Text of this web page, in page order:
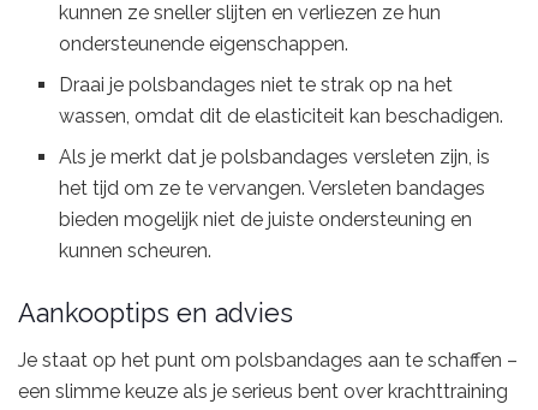
kunnen ze sneller slijten en verliezen ze hun
ondersteunende eigenschappen.
Draai je polsbandages niet te strak op na het
wassen, omdat dit de elasticiteit kan beschadigen.
Als je merkt dat je polsbandages versleten zijn, is
het tijd om ze te vervangen. Versleten bandages
bieden mogelijk niet de juiste ondersteuning en
kunnen scheuren.
Aankooptips en advies
Je staat op het punt om polsbandages aan te schaffen –
een slimme keuze als je serieus bent over krachttraining